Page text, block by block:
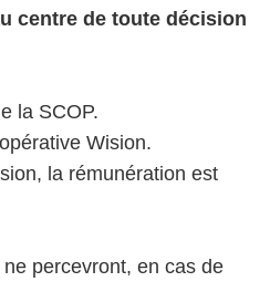
centre de toute décision
la SCOP.
Wision.
la rémunération est
percevront, en cas de